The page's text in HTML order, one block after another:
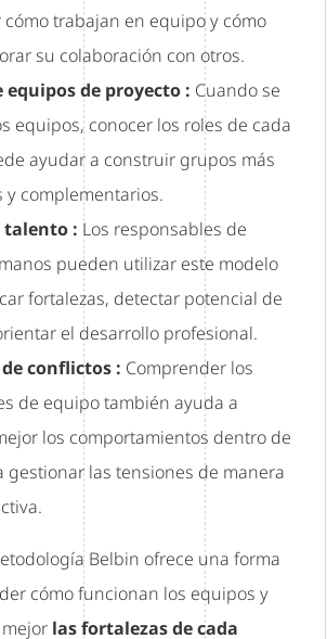
trabajan en equipo y cómo
su colaboración con otros.
equipos de proyecto : Cuando se
equipos, conocer los roles de cada
ayudar a construir grupos más
complementarios.
talento : Los responsables de
pueden utilizar este modelo
fortalezas, detectar potencial de
el desarrollo profesional.
conflictos : Comprender los
de equipo también ayuda a
los comportamientos dentro de
gestionar las tensiones de manera
Belbin ofrece una forma
cómo funcionan los equipos y
las fortalezas de cada